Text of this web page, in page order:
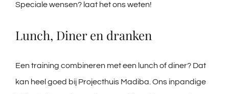
Speciale wensen? laat het ons weten!
Lunch, Diner en dranken
Een training combineren met een lunch of diner? Dat
kan heel goed bij Projecthuis Madiba. Ons inpandige